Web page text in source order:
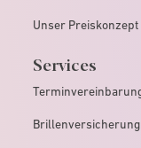
Unser Preiskonzept
Services
Brillenversicherung